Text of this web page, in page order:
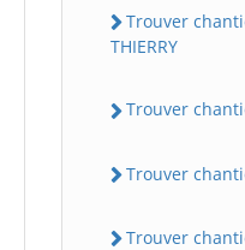
Trouver
THIERRY
Trouver
Trouver
Trouver